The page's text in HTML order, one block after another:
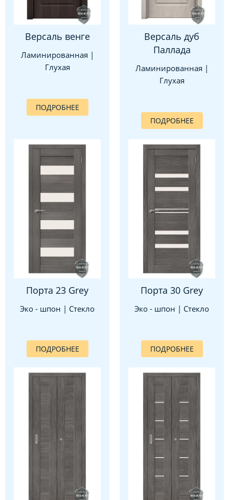
Версаль венге
Ламинированная |
Глухая
ПОДРОБНЕЕ
Версаль дуб
Паллада
Ламинированная |
Глухая
ПОДРОБНЕЕ
Порта 23 Grey
Эко - шпон | Стекло
ПОДРОБНЕЕ
Порта 30 Grey
Эко - шпон | Стекло
ПОДРОБНЕЕ